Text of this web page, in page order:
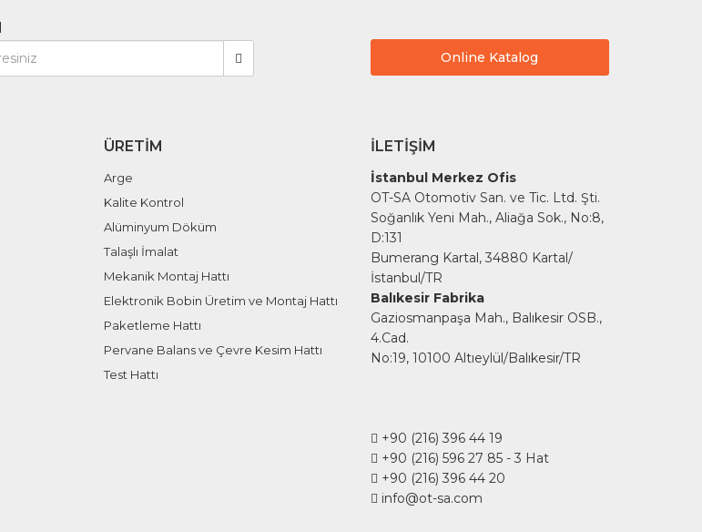
Online Katalog
ÜRETIM
Arge
Kalite Kontrol
Alüminyum Döküm
Talaşlı İmalat
Mekanik Montaj Hattı
Elektronik Bobin Üretim ve Montaj Hattı
Paketleme Hattı
Pervane Balans ve Çevre Kesim Hattı
Test Hattı
İLETIŞIM
İstanbul Merkez Ofis
OT-SA Otomotiv San. ve Tic. Ltd. Şti.
Soğanlık Yeni Mah., Aliağa Sok., No:8,
D:131
Bumerang Kartal, 34880 Kartal/
İstanbul/TR
Balıkesir Fabrika
Gaziosmanpaşa Mah., Balıkesir OSB.,
4.Cad.
No:19, 10100 Altıeylül/Balıkesir/TR
+90 (216) 396 44 19
+90 (216) 596 27 85- 3 Hat
+90 (216) 396 44 20
info@ot-sa.com